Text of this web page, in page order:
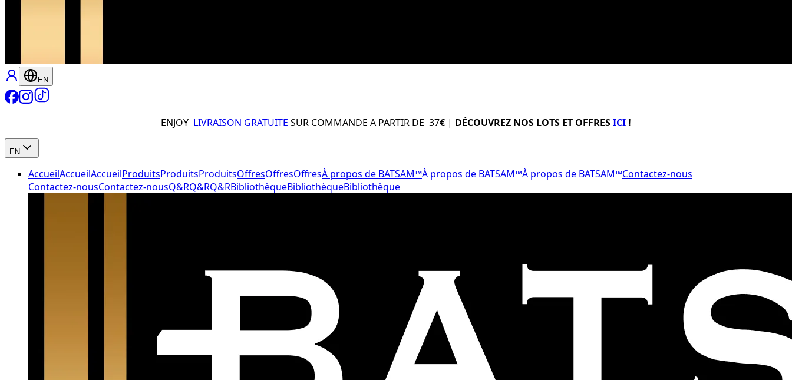
EN
ENJOY LIVRAISON GRATUITE SUR COMMANDE A PARTIR DE 37€ | DÉCOUVREZ NOS LOTS ET OFFRESICI !
EN
AccueilAccueilAccueilProduitsProduitsProduitsOffresOffresOffresÀ propos de BATSAM™À propos de BATSAM™À propos de BATSAM™Contactez-nous
Contactez-nousContactez-nousQ&RQ&RQ&RBibliothèqueBibliothèqueBibliothèque